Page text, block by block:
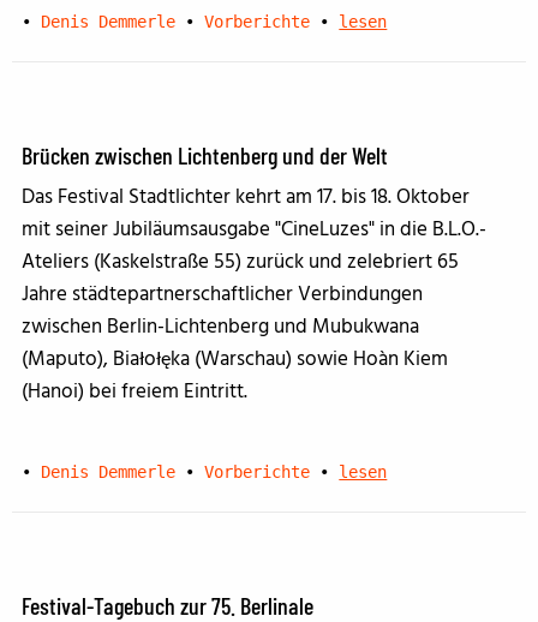
• Denis Demmerle • Vorberichte • lesen
Brücken zwischen Lichtenberg und der Welt
Das Festival Stadtlichter kehrt am 17. bis 18. Oktober
mit seiner Jubiläumsausgabe "CineLuzes" in die B.L.O.-
Ateliers (Kaskelstraße 55) zurück und zelebriert 65
Jahre städtepartnerschaftlicher Verbindungen
zwischen Berlin-Lichtenberg und Mubukwana
(Maputo), Białołęka (Warschau) sowie Hoàn Kiem
(Hanoi) bei freiem Eintritt.
• Denis Demmerle • Vorberichte • lesen
Festival-Tagebuch zur 75. Berlinale